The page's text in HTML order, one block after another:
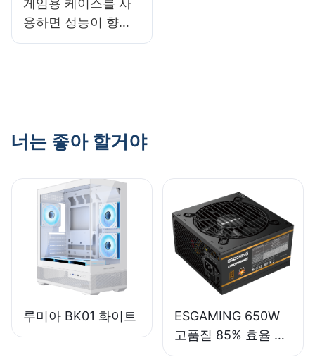
게임용 케이스를 사
용하면 성능이 향상
될까요?
너는 좋아 할거야
루미아 BK01 화이트
ESGAMING 650W
고품질 85% 효율 풀
모듈 80+ 브론즈 데